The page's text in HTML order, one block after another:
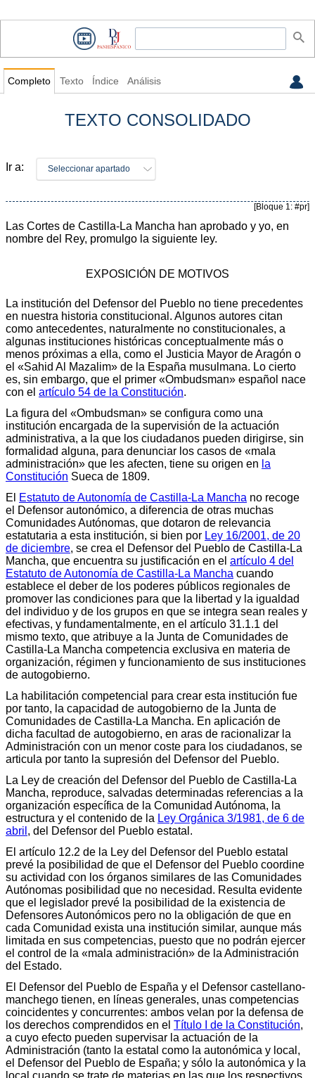
Completo Texto Índice Análisis
TEXTO CONSOLIDADO
Ir a: Seleccionar apartado
[Bloque 1: #pr]
Las Cortes de Castilla-La Mancha han aprobado y yo, en
nombre del Rey, promulgo la siguiente ley.
EXPOSICIÓN DE MOTIVOS
La institución del Defensor del Pueblo no tiene precedentes
en nuestra historia constitucional. Algunos autores citan
como antecedentes, naturalmente no constitucionales, a
algunas instituciones históricas conceptualmente más o
menos próximas a ella, como el Justicia Mayor de Aragón o
el «Sahid Al Mazalim» de la España musulmana. Lo cierto
es, sin embargo, que el primer «Ombudsman» español nace
con el artículo 54 de la Constitución.
La figura del «Ombudsman» se configura como una
institución encargada de la supervisión de la actuación
administrativa, a la que los ciudadanos pueden dirigirse, sin
formalidad alguna, para denunciar los casos de «mala
administración» que les afecten, tiene su origen en la
Constitución Sueca de 1809.
El
Estatuto de Autonomía de Castilla-La Mancha no recoge
el Defensor autonómico, a diferencia de otras muchas
Comunidades Autónomas, que dotaron de relevancia
estatutaria a esta institución, si bien por Ley 16/2001, de 20
de diciembre, se crea el Defensor del Pueblo de Castilla-La
Mancha, que encuentra su justificación en el artículo 4 del
Estatuto de Autonomía de Castilla-La Mancha cuando
establece el deber de los poderes públicos regionales de
promover las condiciones para que la libertad y la igualdad
del individuo y de los grupos en que se integra sean reales y
efectivas, y fundamentalmente, en el artículo 31.1.1 del
mismo texto, que atribuye a la Junta de Comunidades de
Castilla-La Mancha competencia exclusiva en materia de
organización, régimen y funcionamiento de sus instituciones
de autogobierno.
La habilitación competencial para crear esta institución fue
por tanto, la capacidad de autogobierno de la Junta de
Comunidades de Castilla-La Mancha. En aplicación de
dicha facultad de autogobierno, en aras de racionalizar la
Administración con un menor coste para los ciudadanos, se
articula por tanto la supresión del Defensor del Pueblo.
La Ley de creación del Defensor del Pueblo de Castilla-La
Mancha, reproduce, salvadas determinadas referencias a la
organización específica de la Comunidad Autónoma, la
estructura y el contenido de la Ley Orgánica 3/1981, de 6 de
abril , del Defensor del Pueblo estatal.
El artículo 12.2 de la Ley del Defensor del Pueblo estatal
prevé la posibilidad de que el Defensor del Pueblo coordine
su actividad con los órganos similares de las Comunidades
Autónomas posibilidad que no necesidad. Resulta evidente
que el legislador prevé la posibilidad de la existencia de
Defensores Autonómicos pero no la obligación de que en
cada Comunidad exista una institución similar, aunque más
limitada en sus competencias, puesto que no podrán ejercer
el control de la «mala administración» de la Administración
del Estado.
El Defensor del Pueblo de España y el Defensor castellano-
manchego tienen, en líneas generales, unas competencias
coincidentes y concurrentes: ambos velan por la defensa de
los derechos comprendidos en el Título I de la Constitución,
a cuyo efecto pueden supervisar la actuación de la
Administración (tanto la estatal como la autonómica y local,
el Defensor del Pueblo de España; y sólo la autonómica y la
local cuando se trate de materias en las que los respectivos